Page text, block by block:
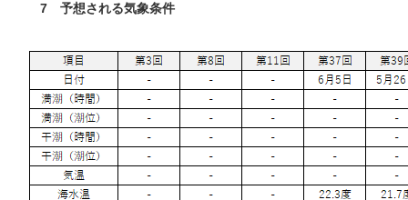
7 予想される気象条件